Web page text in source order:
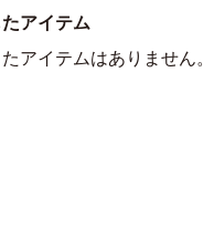
アイテム
アイテムはありません。